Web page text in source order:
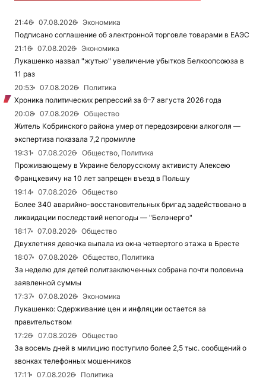
21:46 07.08.2026
Экономика
Подписано соглашение об электронной торговле товарами в ЕАЭС
21:16
07.08.2026
Экономика
Лукашенко назвал "жутью" увеличение убытков Белкоопсоюза в
11 раз
20:53
07.08.2026
Политика
Хроника политических репрессий за 6–7 августа 2026 года
20:08
07.08.2026
Общество
Житель Кобринского района умер от передозировки алкоголя —
экспертиза показала 7,2 промилле
19:31
07.08.2026
Общество, Политика
Проживающему в Украине белорусскому активисту Алексею
Францкевичу на 10 лет запрещен въезд в Польшу
19:14
07.08.2026
Общество
Более 340 аварийно-восстановительных бригад задействовано в
ликвидации последствий непогоды — "Белэнерго"
18:17
07.08.2026
Общество
Двухлетняя девочка выпала из окна четвертого этажа в Бресте
18:07
07.08.2026
Общество, Политика
За неделю для детей политзаключенных собрана почти половина
заявленной суммы
17:37
07.08.2026
Экономика
Лукашенко: Сдерживание цен и инфляции остается за
правительством
17:26
07.08.2026
Общество
За восемь дней в милицию поступило более 2,5 тыс. сообщений о
звонках телефонных мошенников
17:11
07.08.2026
Политика